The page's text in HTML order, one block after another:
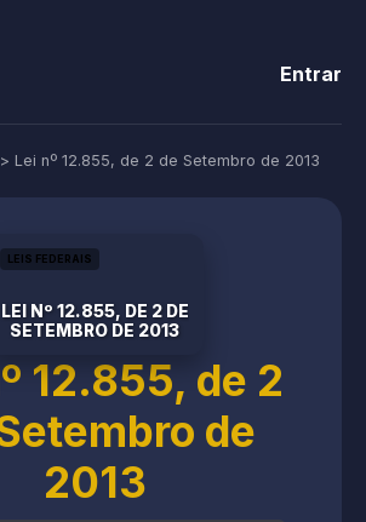
Entrar
> Lei nº 12.855, de 2 de Setembro de 2013
LEIS FEDERAIS
LEI Nº 12.855, DE 2 DE
SETEMBRO DE 2013
12.855, de 2
de
2013